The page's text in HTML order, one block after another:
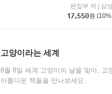
편집부 저
삼
17,550원 (10%
고양이라는 세계
8월 8일 세계 고양이의 날을 맞아, 고
아름다운 책들을 만나보세요.